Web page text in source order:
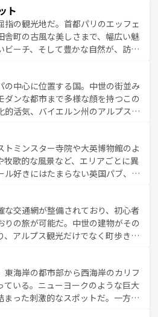
ーチリゾートまで多彩な表情を見
訪れる人を魅了する。 なお、
ト
の観光地だ。首都パリのエッフェ
町の古風な美しさまで、幅広い魅
ーチ、そして豊かな自然が、訪れ
るランス、プロヴァンスの香り高
パリ以外の地域にも魅力が溢れてお
外の個性あふれる地方に足を運ぶ
異なる文化を体験できるだろう。 なお、新着のフランス情報はコンテンツ
の中心に位置する国。中世の街並み
ンな都市まで多様な顔を持つこの
活気、バイエルン州のアルプスの
い。 なお、新着のド
ミンスター寺院や大英博物館のよ
歌的な風景など、エリアごとに異
好きにはたまらない英国パブ、サ
交通網が整備されており、初心者
の旅が可能だ。中世の建物がその
アルプス観光だけでなく町歩きも
もできる。 なお、新着
海岸の都市部から西海岸のカリフ
いる。ニューヨークのような巨大
った刺激的なスポットだ。一方、